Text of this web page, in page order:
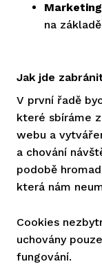
na
Jak jde
V první řadě
které sbíráme
webu a
a chování
podobě
která nám
Cookies
uchovány
fungování.